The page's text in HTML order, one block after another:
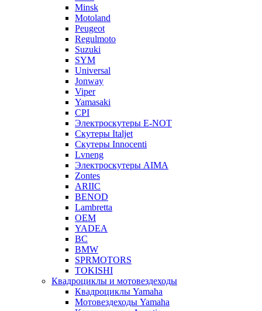
Minsk
Motoland
Peugeot
Regulmoto
Suzuki
SYM
Universal
Jonway
Viper
Yamasaki
CPI
Электроскутеры E-NOT
Скутеры Italjet
Скутеры Innocenti
Lvneng
Электроскутеры AIMA
Zontes
ARIIC
BENOD
Lambretta
OEM
YADEA
BC
BMW
SPRMOTORS
TOKISHI
Квадроциклы и мотовездеходы
Квадроциклы Yamaha
Мотовездеходы Yamaha